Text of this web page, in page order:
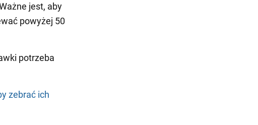
jest, aby
powyżej 50
potrzeba
zebrać ich